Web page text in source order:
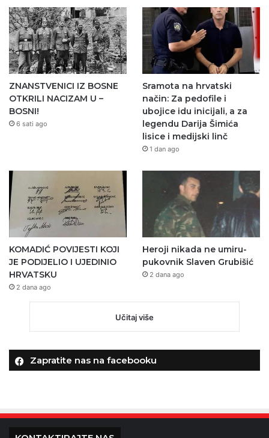
ZNANSTVENICI IZ BOSNE
OTKRILI NACIZAM U –
BOSNI!
6 sati ago
Sramota na hrvatski
način: Za pedofile i
ubojice idu inicijali, a za
legendu Darija Šimića
lisice i medijski linč
1 dan ago
KOMADIĆ POVIJESTI KOJI
JE PODIJELIO I UJEDINIO
HRVATSKU
2 dana ago
Heroji nikada ne umiru-
pukovnik Slaven Grubišić
2 dana ago
Učitaj više
Zapratite nas na facebooku